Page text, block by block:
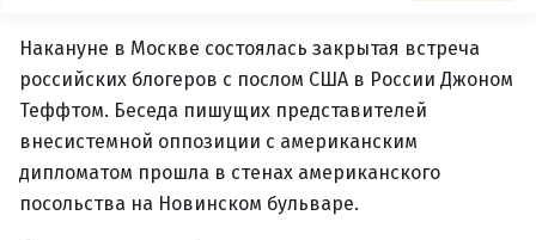
Накануне в Москве состоялась закрытая встреча
российских блогеров с послом США в России Джоном
Теффтом. Беседа пишущих представителей
внесистемной оппозиции с американским
дипломатом прошла в стенах американского
посольства на Новинском бульваре.